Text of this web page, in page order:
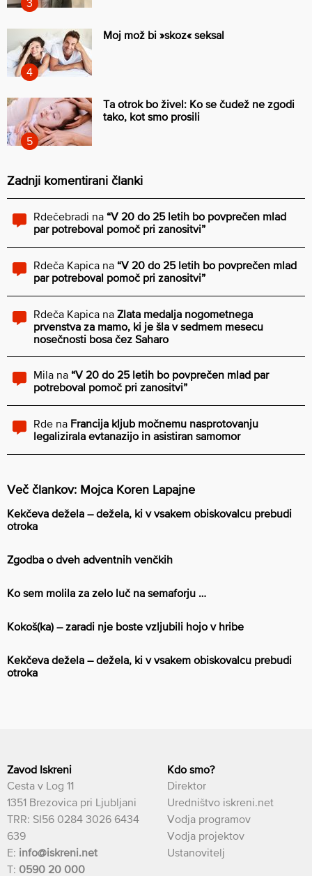
Moj mož bi »skoz« seksal
Ta otrok bo živel: Ko se čudež ne zgodi
tako, kot smo prosili
Zadnji komentirani članki
Rdečebradi na “V 20 do 25 letih bo povprečen mlad
par potreboval pomoč pri zanositvi”
Rdeča Kapica na “V 20 do 25 letih bo povprečen mlad
par potreboval pomoč pri zanositvi”
Rdeča Kapica na Zlata medalja nogometnega
prvenstva za mamo, ki je šla v sedmem mesecu
nosečnosti bosa čez Saharo
Mila na “V 20 do 25 letih bo povprečen mlad par
potreboval pomoč pri zanositvi”
Rde na Francija kljub močnemu nasprotovanju
legalizirala evtanazijo in asistiran samomor
Več člankov: Mojca Koren Lapajne
Kekčeva dežela – dežela, ki v vsakem obiskovalcu prebudi
otroka
Zgodba o dveh adventnih venčkih
Ko sem molila za zelo luč na semaforju …
Kokoš(ka) – zaradi nje boste vzljubili hojo v hribe
Kekčeva dežela – dežela, ki v vsakem obiskovalcu prebudi
otroka
Zavod Iskreni
Cesta v Log 11
1351 Brezovica pri Ljubljani
TRR: SI56 0284 3026 6434
639
E: info@iskreni.net
T: 0590 20 000
Kdo smo?
Direktor
Uredništvo iskreni.net
Vodja programov
Vodja projektov
Ustanovitelj